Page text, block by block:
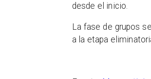
desde el inicio.
La fase de grupos
a la etapa